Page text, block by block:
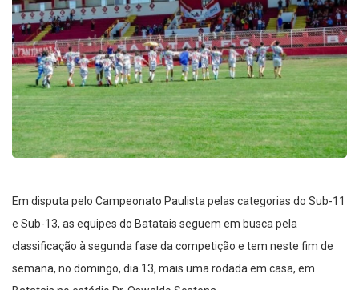
Em disputa pelo Campeonato Paulista pelas categorias do Sub-11
e Sub-13, as equipes do Batatais seguem em busca pela
classificação à segunda fase da competição e tem neste fim de
semana, no domingo, dia 13, mais uma rodada em casa, em